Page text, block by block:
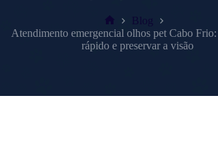
Home
Blog
Atendimento emergencial olhos pet Cabo
rápido e preservar a visão